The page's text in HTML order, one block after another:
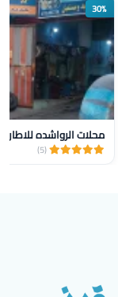
30%
محلات الرواشده
(5)